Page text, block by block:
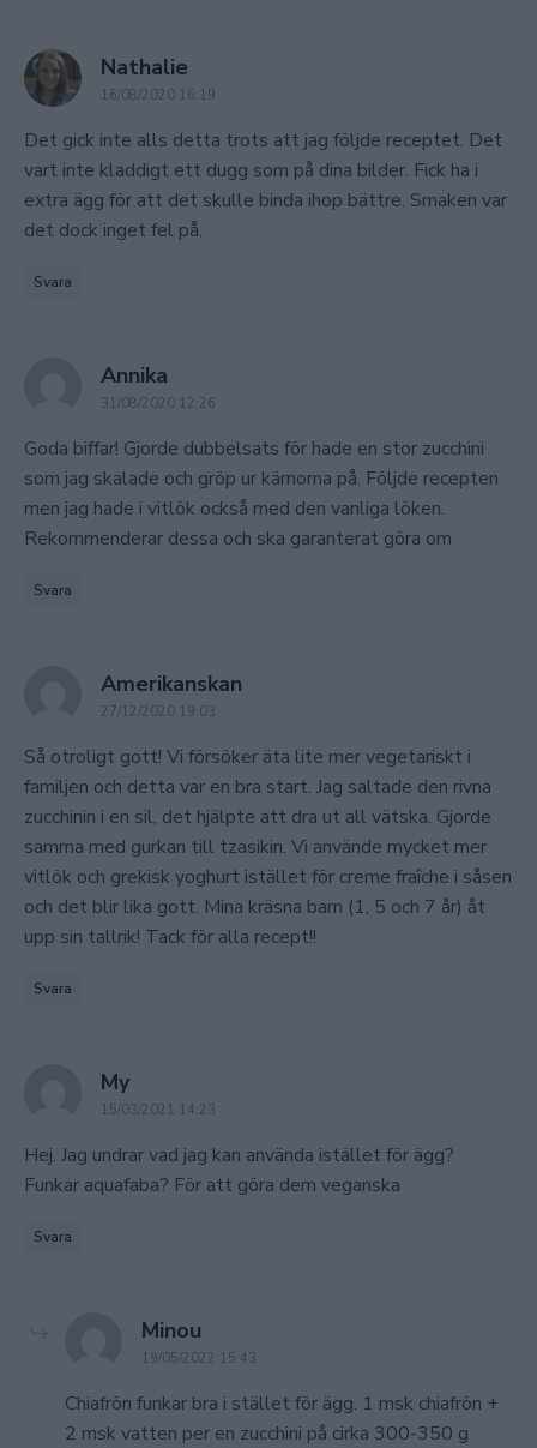
Nathalie
16/08/2020 16:19
Det gick inte alls detta trots att jag följde receptet. Det
vart inte kladdigt ett dugg som på dina bilder. Fick ha i
extra ägg för att det skulle binda ihop bättre. Smaken var
det dock inget fel på.
Svara
Annika
31/08/2020 12:26
Goda biffar! Gjorde dubbelsats för hade en stor zucchini
som jag skalade och gröp ur kärnorna på. Följde recepten
men jag hade i vitlök också med den vanliga löken.
Rekommenderar dessa och ska garanterat göra om
Svara
Amerikanskan
27/12/2020 19:03
Så otroligt gott! Vi försöker äta lite mer vegetariskt i
familjen och detta var en bra start. Jag saltade den rivna
zucchinin i en sil, det hjälpte att dra ut all vätska. Gjorde
samma med gurkan till tzasikin. Vi använde mycket mer
vitlök och grekisk yoghurt istället för creme fraîche i såsen
och det blir lika gott. Mina kräsna barn (1, 5 och 7 år) åt
upp sin tallrik! Tack för alla recept!!
Svara
Mysays:
15/03/2021 14:23
Hej. Jag undrar vad jag kan använda istället för ägg?
Funkar aquafaba? För att göra dem veganska
Svara
Minou
19/05/2022 15:43
Chiafrön funkar bra i stället för ägg. 1 msk chiafrön +
2 msk vatten per en zucchini på cirka 300-350 g